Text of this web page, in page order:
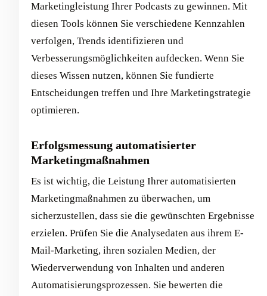
Marketingleistung Ihrer Podcasts zu gewinnen. Mit
diesen Tools können Sie verschiedene Kennzahlen
verfolgen, Trends identifizieren und
Verbesserungsmöglichkeiten aufdecken. Wenn Sie
dieses Wissen nutzen, können Sie fundierte
Entscheidungen treffen und Ihre Marketingstrategie
optimieren.
Erfolgsmessung automatisierter
Marketingmaßnahmen
Es ist wichtig, die Leistung Ihrer automatisierten
Marketingmaßnahmen zu überwachen, um
sicherzustellen, dass sie die gewünschten Ergebnisse
erzielen. Prüfen Sie die Analysedaten aus ihrem E-
Mail-Marketing, ihren sozialen Medien, der
Wiederverwendung von Inhalten und anderen
Automatisierungsprozessen. Sie bewerten die